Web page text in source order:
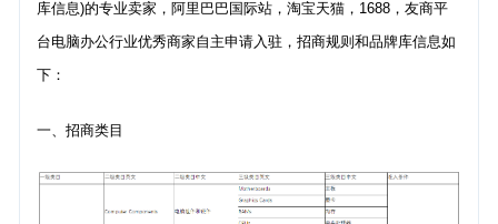
库信息)的专业卖家，阿里巴巴国际站，淘宝天猫，1688，友商平
台电脑办公行业优秀商家自主申请入驻，招商规则和品牌库信息如
下：
一、招商类目